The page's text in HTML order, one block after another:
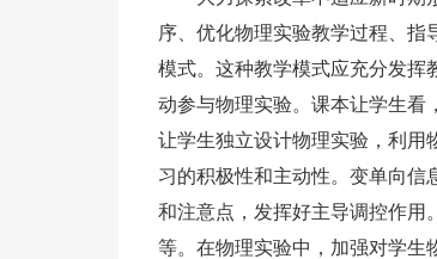
序、优化物理实验教学过程、指
模式。这种教学模式应充分发挥
动参与物理实验。课本让学生看
让学生独立设计物理实验，利用
习的积极性和主动性。变单向信
和注意点，发挥好主导调控作用
等。在物理实验中，加强对学生